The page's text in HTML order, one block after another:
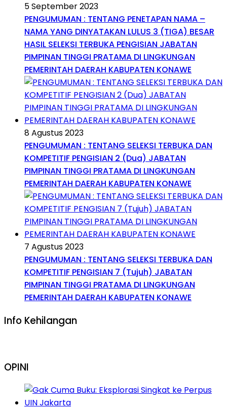
5 September 2023
PENGUMUMAN : TENTANG PENETAPAN NAMA –
NAMA YANG DINYATAKAN LULUS 3 (TIGA) BESAR
HASIL SELEKSI TERBUKA PENGISIAN JABATAN
PIMPINAN TINGGI PRATAMA DI LINGKUNGAN
PEMERINTAH DAERAH KABUPATEN KONAWE
8 Agustus 2023
PENGUMUMAN : TENTANG SELEKSI TERBUKA DAN
KOMPETITIF PENGISIAN 2 (Dua) JABATAN
PIMPINAN TINGGI PRATAMA DI LINGKUNGAN
PEMERINTAH DAERAH KABUPATEN KONAWE
7 Agustus 2023
PENGUMUMAN : TENTANG SELEKSI TERBUKA DAN
KOMPETITIF PENGISIAN 7 (Tujuh) JABATAN
PIMPINAN TINGGI PRATAMA DI LINGKUNGAN
PEMERINTAH DAERAH KABUPATEN KONAWE
Info Kehilangan
OPINI